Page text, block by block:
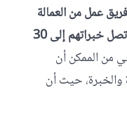
عمل من العمالة
الفلبينية والفنيين والمهندسين والتي تصل خبراتهم إلى 30
من الممكن أن
حيث أن